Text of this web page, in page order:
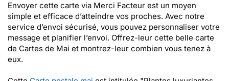
Envoyer cette carte via Merci Facteur est un moyen
simple et efficace d’atteindre vos proches. Avec notre
service d’envoi sécurisé, vous pouvez personnaliser votre
message et planifier l’envoi. Offrez-leur cette belle carte
de Cartes de Mai et montrez-leur combien vous tenez à
eux.